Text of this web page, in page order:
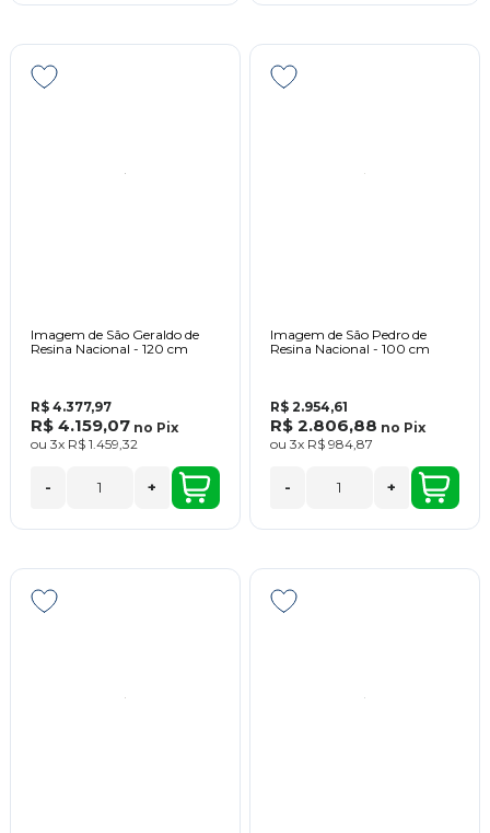
Imagem de São Geraldo de
Resina Nacional - 120 cm
R$ 4.377,97
R$ 4.159,07 no Pix
ou 3x R$ 1.459,32
- +
Imagem de São Pedro de
Resina Nacional - 100 cm
R$ 2.954,61
R$ 2.806,88 no Pix
ou 3x R$ 984,87
- +